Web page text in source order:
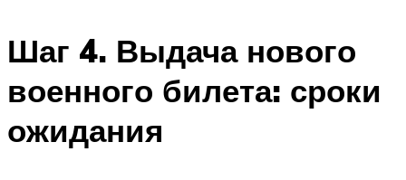
Шаг 4. Выдача нового
военного билета: сроки
ожидания